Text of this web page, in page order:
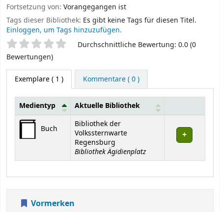
Fortsetzung von: Vorangegangen ist
Tags dieser Bibliothek: Es gibt keine Tags für diesen Titel.
Einloggen, um Tags hinzuzufügen.
SternchenbewertungDurchschnittliche Bewertung: 0.0 (0
Bewertungen)
Exemplare( 1 ) Kommentare ( 0 )
Exemplare
Medientyp Aktuelle Bibliothek
Buch
Bibliothek der
Volkssternwarte
Regensburg
Bibliothek Ägidienplatz
Vormerken